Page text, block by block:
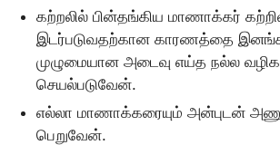
கற்றலில் பின்தங்கிய மாணாக்கர்
இடர்படுவதற்கான காரணத்தை
முழுமையான அடைவு எய்த நல்ல
செயல்படுவேன்.
எல்லா மாணாக்கரையும் அன்புடன்
பெறுவேன்.